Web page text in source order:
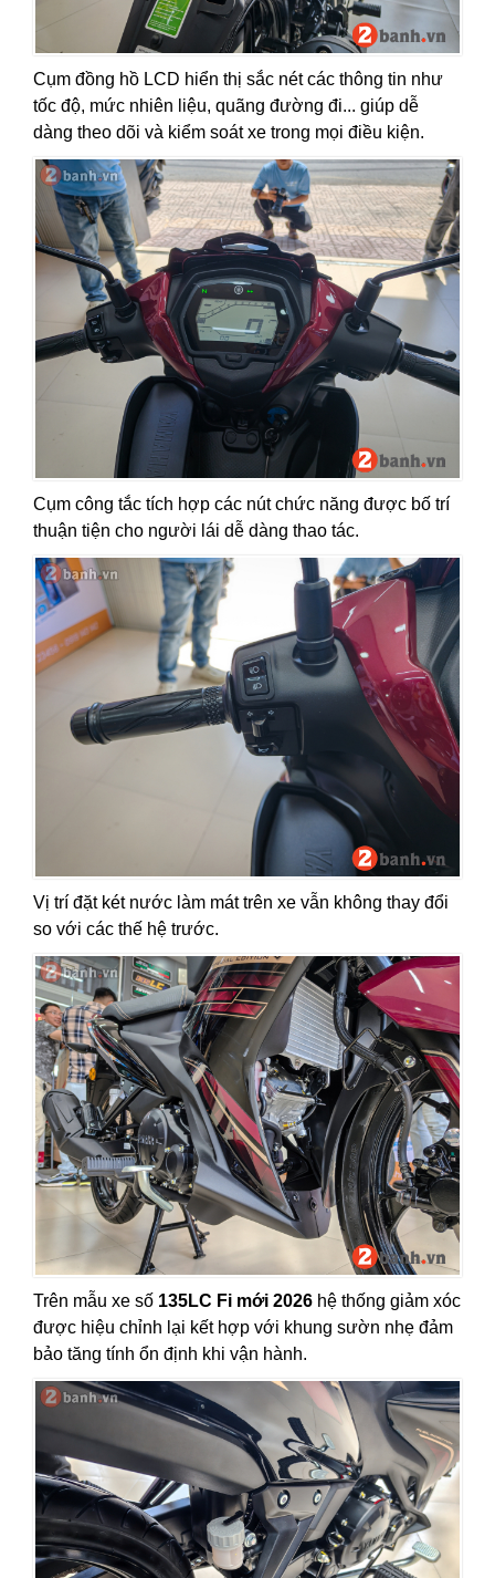
Cụm đồng hồ LCD hiển thị sắc nét các thông tin như
tốc độ, mức nhiên liệu, quãng đường đi... giúp dễ
dàng theo dõi và kiểm soát xe trong mọi điều kiện.
Cụm công tắc tích hợp các nút chức năng được bố trí
thuận tiện cho người lái dễ dàng thao tác.
Vị trí đặt két nước làm mát trên xe vẫn không thay đổi
so với các thế hệ trước.
Trên mẫu xe số 135LC Fi mới 2026 hệ thống giảm xóc
được hiệu chỉnh lại kết hợp với khung sườn nhẹ đảm
bảo tăng tính ổn định khi vận hành.